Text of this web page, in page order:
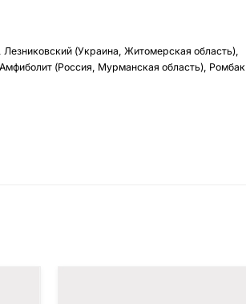
(Украина, Житомерская область),
(Россия, Мурманская область), Ромбак